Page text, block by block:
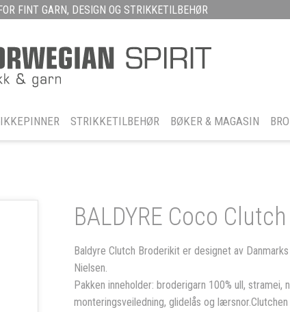
FINT GARN, DESIGN OG STRIKKETILBEHØR
STRIKKETILBEHØR BØKER & MAGASIN
BALDYRE Coco
Baldyre Clutch Broderikit er designet av
Nielsen.
Pakken inneholder: broderigarn 100% ull,
monteringsveiledning, glidelås og